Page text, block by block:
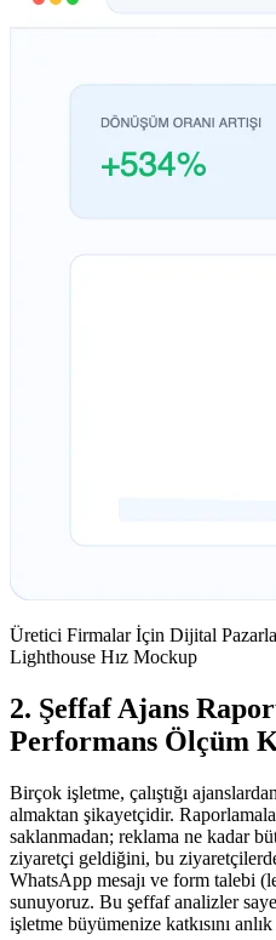
Üretici Firmalar İçin Dijital
Lighthouse Hız Mockup
2. Şeffaf Ajans
Performans Ölçüm
Birçok işletme, çalıştığı
almaktan şikayetçidir.
saklanmadan; reklama ne kadar
ziyaretçi geldiğini, bu
WhatsApp mesajı ve form talebi
sunuyoruz. Bu şeffaf analizler
işletme büyümenize katkısını